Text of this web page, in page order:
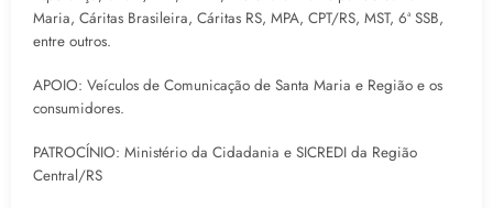
Maria, Cáritas Brasileira, Cáritas RS, MPA, CPT/RS, MST, 6ª SSB,
entre outros.
APOIO: Veículos de Comunicação de Santa Maria e Região e os
consumidores.
PATROCÍNIO: Ministério da Cidadania e SICREDI da Região
Central/RS